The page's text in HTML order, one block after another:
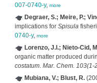
007-0740-y, more
Degraer, S.; Meire, P.;
implications for Spisula
0740-y, more
Lorenzo, J.I.; Nieto-Cid,
organic matter produced
costatum. Mar. Chem. 103(1-
Mubiana, V.; Blust, R.